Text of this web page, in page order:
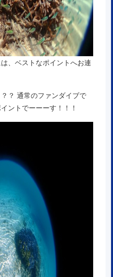
、ベストなポイントへお連
？ 通常のファンダイブで
ントでーーーす！！！